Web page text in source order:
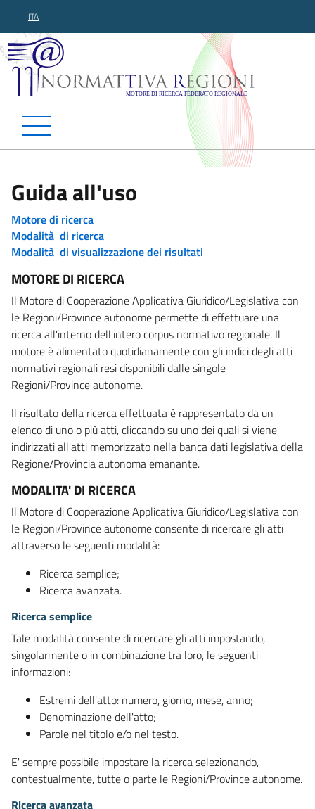
ITA
Normattiva Regioni -
Guida all'uso
Motore di ricerca
Modalità di ricerca
Modalità di visualizzazione dei risultati
MOTORE DI RICERCA
Il Motore di Cooperazione Applicativa Giuridico/Legislativa con
le Regioni/Province autonome permette di effettuare una
ricerca all'interno dell'intero corpus normativo regionale. Il
motore è alimentato quotidianamente con gli indici degli atti
normativi regionali resi disponibili dalle singole
Regioni/Province autonome.
Il risultato della ricerca effettuata è rappresentato da un
elenco di uno o più atti, cliccando su uno dei quali si viene
indirizzati all'atti memorizzato nella banca dati legislativa della
Regione/Provincia autonoma emanante.
MODALITA' DI RICERCA
Il Motore di Cooperazione Applicativa Giuridico/Legislativa con
le Regioni/Province autonome consente di ricercare gli atti
attraverso le seguenti modalità:
Ricerca semplice;
Ricerca avanzata.
Ricerca semplice
Tale modalità consente di ricercare gli atti impostando,
singolarmente o in combinazione tra loro, le seguenti
informazioni:
Estremi dell'atto: numero, giorno, mese, anno;
Denominazione dell'atto;
Parole nel titolo e/o nel testo.
E' sempre possibile impostare la ricerca selezionando,
contestualmente, tutte o parte le Regioni/Province autonome.
Ricerca avanzata